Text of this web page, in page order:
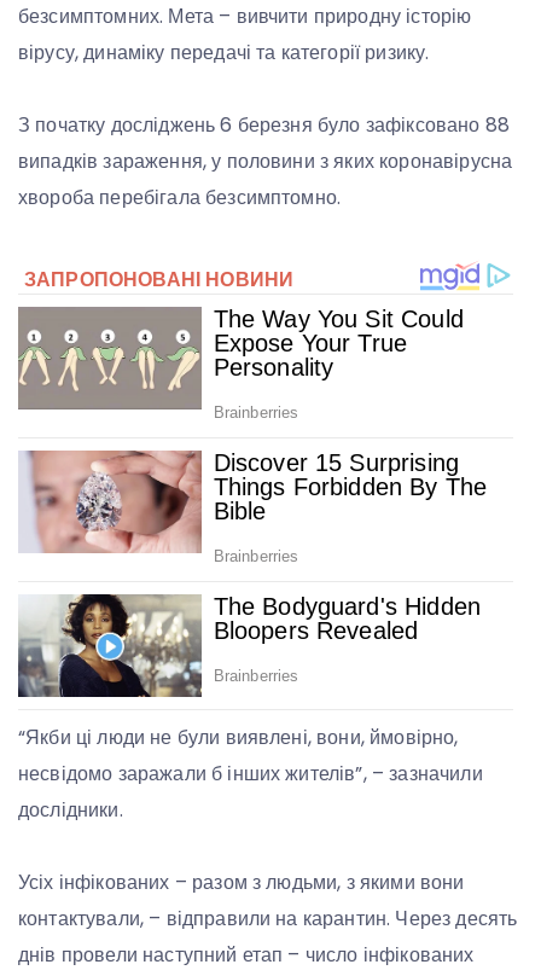
безсимптомних. Мета – вивчити природну історію
вірусу, динаміку передачі та категорії ризику.
З початку досліджень 6 березня було зафіксовано 88
випадків зараження, у половини з яких коронавірусна
хвороба перебігала безсимптомно.
“Якби ці люди не були виявлені, вони, ймовірно,
несвідомо заражали б інших жителів”, – зазначили
дослідники.
Усіх інфікованих – разом з людьми, з якими вони
контактували, – відправили на карантин. Через десять
днів провели наступний етап – число інфікованих